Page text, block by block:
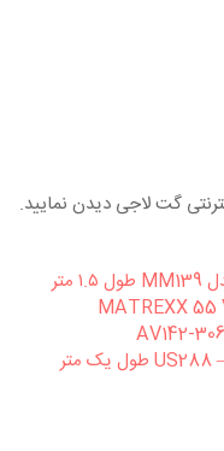
گت لاجی دیدن نمایید.